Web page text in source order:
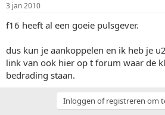
3 jan 2010
f16 heeft al een goeie pulsgever.
dus kun je aankoppelen en ik heb je
link van ook hier op t forum waar de
bedrading staan.
Inloggen of registreren om